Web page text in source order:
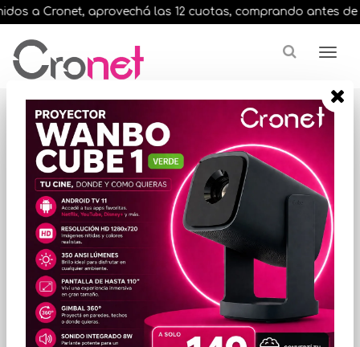
a Cronet, aprovechá las 12 cuotas, comprando antes de